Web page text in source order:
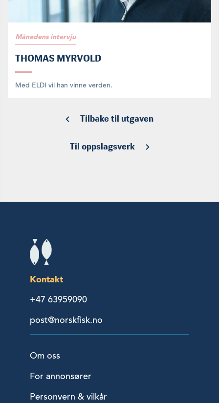
Månedens intervju
THOMAS MYRVOLD
Med ELDI vil han vinne verden.
Tilbake til utgaven
Til oppslagsverk
Kontakt
+47 63959090
post@norskfisk.no
Om oss
For annonsører
Personvern & vilkår